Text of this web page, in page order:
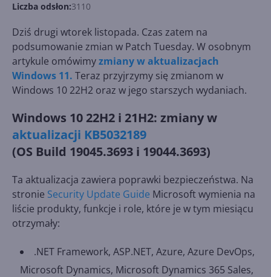
Liczba odsłon:3110
Dziś drugi wtorek listopada. Czas zatem na
podsumowanie zmian w Patch Tuesday. W osobnym
artykule omówimyzmiany w aktualizacjach
Windows 11. Teraz przyjrzymy się zmianom w
Windows 10 22H2 oraz w jego starszych wydaniach.
Windows 10 22H2 i 21H2: zmiany w
aktualizacji KB5032189
(OS Build 19045.3693 i 19044.3693)
Ta aktualizacja zawiera poprawki bezpieczeństwa. Na
stronie Security Update Guide Microsoft wymienia na
liście produkty, funkcje i role, które je w tym miesiącu
otrzymały:
.NET Framework, ASP.NET, Azure, Azure DevOps,
Microsoft Dynamics, Microsoft Dynamics 365 Sales,